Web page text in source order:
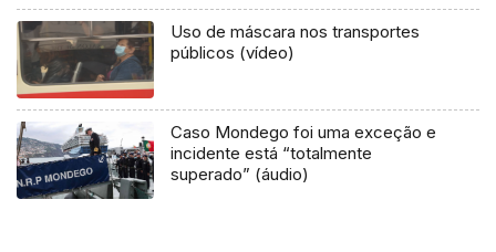
Uso de máscara nos transportes
públicos (vídeo)
Caso Mondego foi uma exceção e
incidente está “totalmente
superado” (áudio)